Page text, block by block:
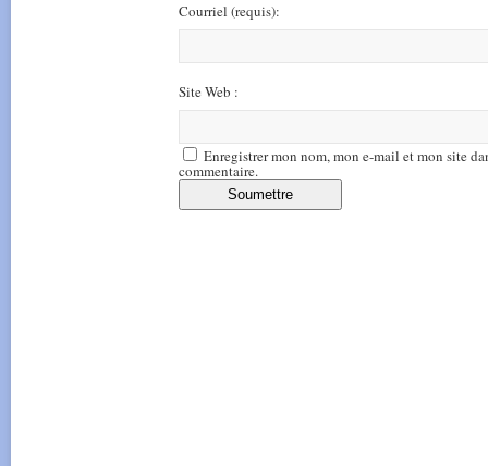
Courriel (requis):
Site Web :
Enregistrer mon nom, mon e-mail et mon site
commentaire.